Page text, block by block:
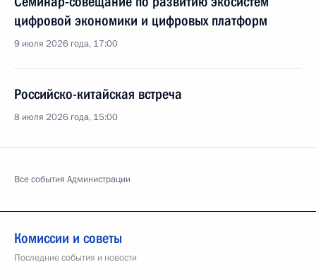
цифровой экономики и цифровых платформ
9 июля 2026 года, 17:00
Российско-китайская встреча
8 июля 2026 года, 15:00
Все события Администрации
Комиссии и советы
Последние события и новости